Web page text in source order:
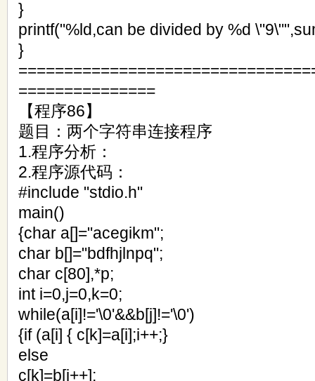
}
printf("%ld,can be divided by %d
}
===============
【程序86】
题目：两个字符串连接程序
1.程序分析：
2.程序源代码：
#include "stdio.h"
main()
{char a[]="acegikm";
char b[]="bdfhjlnpq";
char c[80],*p;
int i=0,j=0,k=0;
while(a[i]!='\0'&&b[j]!='\0')
{if (a[i] { c[k]=a[i];i++;}
else
c[k]=b[j++];